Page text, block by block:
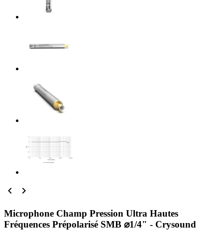
 
Microphone Champ Pression Ultra Hautes
Fréquences Prépolarisé SMB ⌀1/4" - Crysound